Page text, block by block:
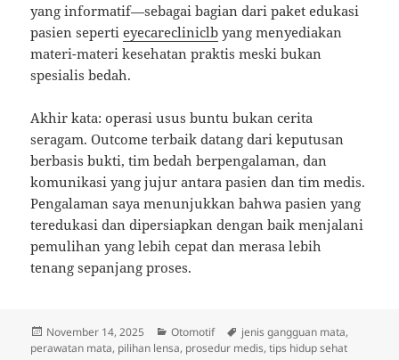
yang informatif—sebagai bagian dari paket edukasi
pasien sepertieyecarecliniclb yang menyediakan
materi-materi kesehatan praktis meski bukan
spesialis bedah.
Akhir kata: operasi usus buntu bukan cerita
seragam. Outcome terbaik datang dari keputusan
berbasis bukti, tim bedah berpengalaman, dan
komunikasi yang jujur antara pasien dan tim medis.
Pengalaman saya menunjukkan bahwa pasien yang
teredukasi dan dipersiapkan dengan baik menjalani
pemulihan yang lebih cepat dan merasa lebih
tenang sepanjang proses.
Posted
on
November 14, 2025 Categories
Otomotif Tags
jenis gangguan mata,
perawatan mata, pilihan lensa, prosedur medis,tips hidup sehat